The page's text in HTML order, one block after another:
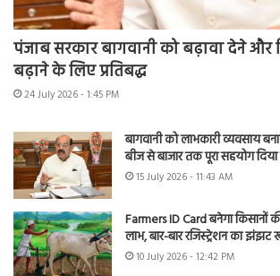
पंजाब सरकार बागवानी को बढ़ावा देने
बढ़ाने के लिए प्रतिबद्ध
24 July 2026 - 1:45 PM
बागवानी को लाभकारी व्यवसाय
बीज से बाजार तक पूरा सहयोग दिया
15 July 2026 - 11:43 AM
Farmers ID Card बनेगा किसानों
लाभ, बार-बार रजिस्ट्रेशन का
10 July 2026 - 12:42 PM